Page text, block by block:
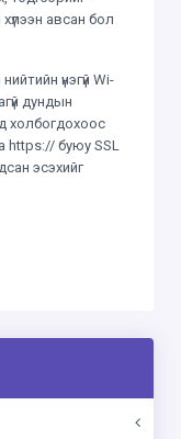
авсан бол
үнэгүй Wi-
дундын
холбогдохоос
https:// буюу SSL
эсэхийг